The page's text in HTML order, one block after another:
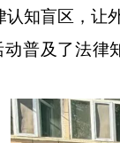
知盲区，
动普及了法律